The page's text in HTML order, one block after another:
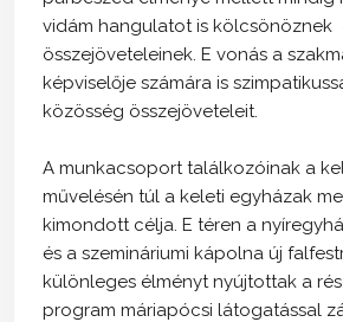
vidám hangulatot is kölcsönöznek
összejöveteleinek. E vonás a
képviselője számára is
közösség összejöveteleit.
A munkacsoport találkozóinak a
művelésén túl a keleti egyházak
kimondott célja. E téren a
és a szemináriumi kápolna új
különleges élményt nyújtottak a
program máriapócsi látogatással